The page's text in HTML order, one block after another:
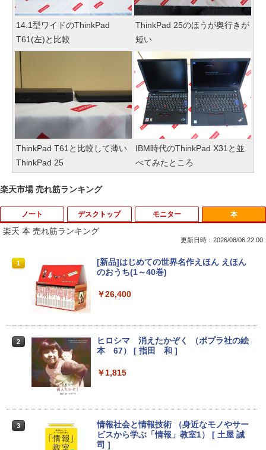
14.1型ワイドのThinkPad
T61(左)と比較
ThinkPad 25のほうが奥行きが
短い
ThinkPad T61と比較して薄い
ThinkPad 25
IBM時代のThinkPad X31と並
べてみたところ
楽天市場 売れ筋ランキング
ノート
1
【中古】第4世代 Core i3搭載ノートパソ
コン 500GB 4GBメモリ DVDマルチドラ
MS 365 Office Web 注目PC [105]
中古パソコン | Lenovo | ThinkPad L57
0 | Windows11 | ノートPC | 一年保証 |
第7世代 | Core i5 7200U 2.5(～最大3.1)
ro64Bit | ACアダプター付属
￥9,980
デスクトップ
1
Magic Trackpad 2 用 トラックパッド 保
護フィルム OverLay Protector for Magi
ル フィルター アンチグレア サラサラ マ
￥998
【★ランキング第1位獲得商品!!★】 デス
Core-i7 変更可 八世代 十世代にも対応
高速 SSD128GB DVDドライブ 中古パソ
コン 中古デスクトップパソコン PC 本体
中古PC Win11 中古
モニター
1
【マラソンセール期間中ポイント5倍】中
古モニター 19インチ スクエア 液晶ディ
ーブル付き サブモニターにおすすめ 動作
￥3,300
PHILIPS/フィリップス 241V8/11 / 23.8型
ワイド 液晶ディスプレイ FullHD/HDMI
￥5,500
本
楽天 本 売れ筋ランキング
更新日時：2026/08/06 22:00
1
[新品]はじめての世界名作えほん えほん
のおうち(1～40巻)
￥26,400
2
ヒロシマ 消えたかぞく （ポプラ社の絵
本 67） [ 指田 和 ]
￥1,815
3
情報社会と情報技術 （身近なモノやサー
ビスから学ぶ「情報」教室1） [ 土屋 誠
司 ]